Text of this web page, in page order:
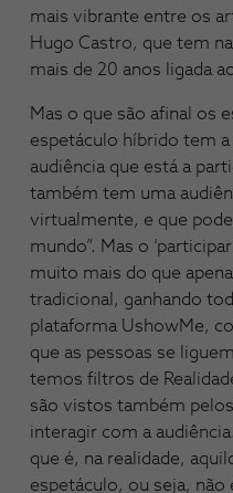
mais vibrante entre os
Hugo Castro, que tem
mais de 20 anos ligada
Mas o que são afinal os
espetáculo híbrido tem
audiência que está a
também tem uma
virtualmente, e que
mundo”. Mas o
muito mais do que
tradicional, ganhando
plataforma UshowMe,
que as pessoas se
temos filtros de
são vistos também
interagir com a
que é, na realidade,
espetáculo, ou seja, não